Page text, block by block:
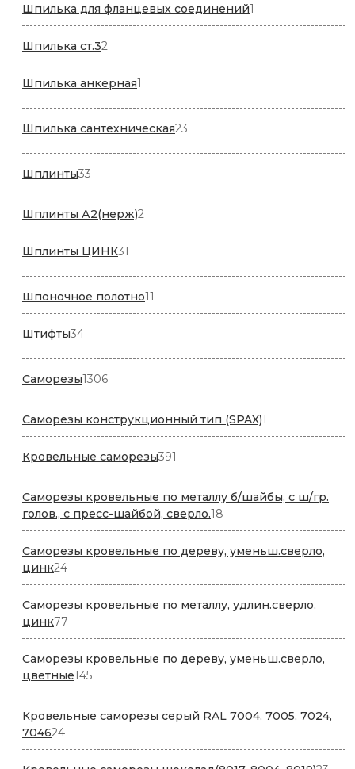
Шпилька для фланцевых соединений1
товар
Шпилька ст.32
товара
Шпилька анкерная1
Шпилька сантехническая23
Шплинты33
Шплинты А2(нерж)2
товара
Шплинты ЦИНК31
Шпоночное полотно11
товаров
Штифты3434
Саморезы13061306
Саморезы конструкционный тип (SPAX)1
товар
Кровельные саморезы391
Саморезы кровельные по металлу б/шайбы, с ш/гр.
голов., с пресс-шайбой, сверло.18
товаров
Саморезы кровельные по дереву, уменьш.сверло,
цинк2424
товара
Саморезы кровельные по металлу, удлин.сверло,
цинк77
товаров
Саморезы кровельные по дереву, уменьш.сверло,
цветные145145
Кровельные саморезы серый RAL 7004, 7005, 7024,
70462424
товара